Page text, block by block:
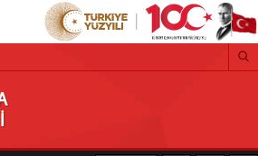
ADLİYESİ